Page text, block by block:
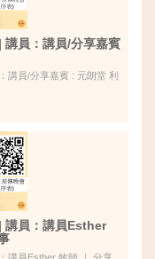
員：講員/分享嘉賓
講員/分享嘉賓 : 元朗堂 利
講員：講員Esther